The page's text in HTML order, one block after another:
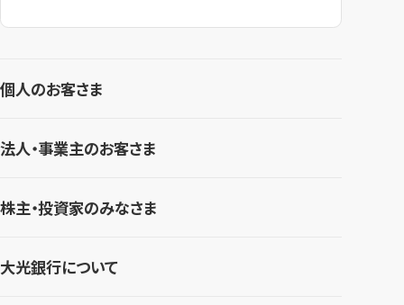
個人のお客さま
法人・事業主のお客さま
株主・投資家のみなさま
大光銀行について